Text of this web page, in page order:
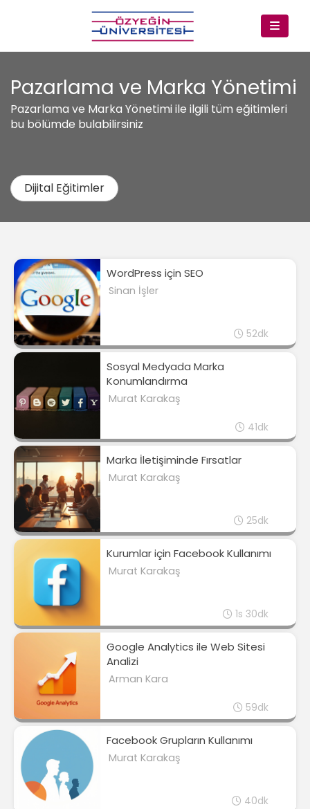
Pazarlama ve Marka Yönetimi
Pazarlama ve Marka Yönetimi ile ilgili tüm eğitimleri
bu bölümde bulabilirsiniz
Dijital Eğitimler
WordPress için SEO
Sinan İşler
52dk
Sosyal Medyada Marka
Konumlandırma
Murat Karakaş
41dk
Marka İletişiminde Fırsatlar
Murat Karakaş
25dk
Kurumlar için Facebook Kullanımı
Murat Karakaş
1s 30dk
Google Analytics ile Web Sitesi
Analizi
Arman Kara
59dk
Facebook Grupların Kullanımı
Murat Karakaş
40dk